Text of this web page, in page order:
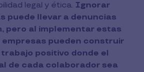
legal y ética. Ignorar
puede llevar a denuncias
pero al implementar estas
pueden construir
positivo donde el
de cada colaborador sea